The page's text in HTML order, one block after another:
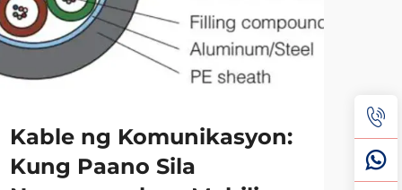
Kable ng Komunikasyon:
Kung Paano Sila